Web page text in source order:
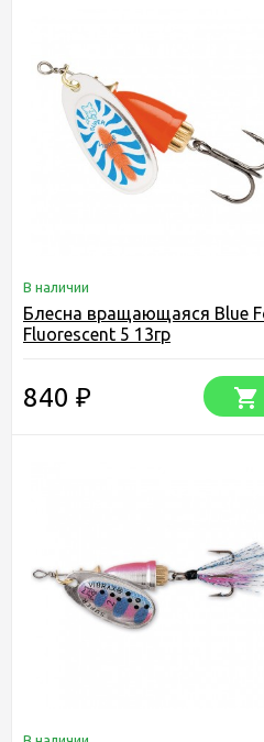
В наличии
Блесна вращающаяся Blue
Fluorescent 5 13гр
840 ₽